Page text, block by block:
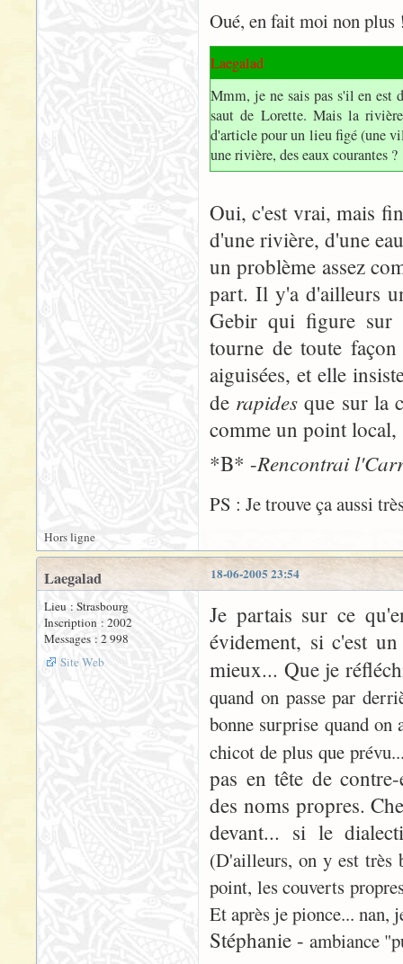
Oué, en fait moi non
Laegalad
Mmm, je ne sais pas s'il en est
saut de Lorette. Mais la
d'article pour un lieu figé (une
une rivière, des eaux courantes ?
Oui, c'est vrai, mais
d'une rivière, d'une
un problème assez
part. Il y'a d'ailleurs
Gebir qui figure sur
tourne de toute
aiguisées, et elle
de rapides que sur la
comme un point local,
*B* -Rencontrai
PS : Je trouve ça aussi
Hors ligne
18-06-2005 23:54
Laegalad
Lieu : Strasbourg
Inscription : 2002
Messages : 2 998
Site Web
Je partais sur ce
évidement, si c'est
mieux... Que je
quand on passe par
bonne surprise quand
chicot de plus que
pas en tête de
des noms propres.
devant... si le
(D'ailleurs, on y est très
point, les couverts
Et après je pionce... nan,
Stéphanie - ambiance